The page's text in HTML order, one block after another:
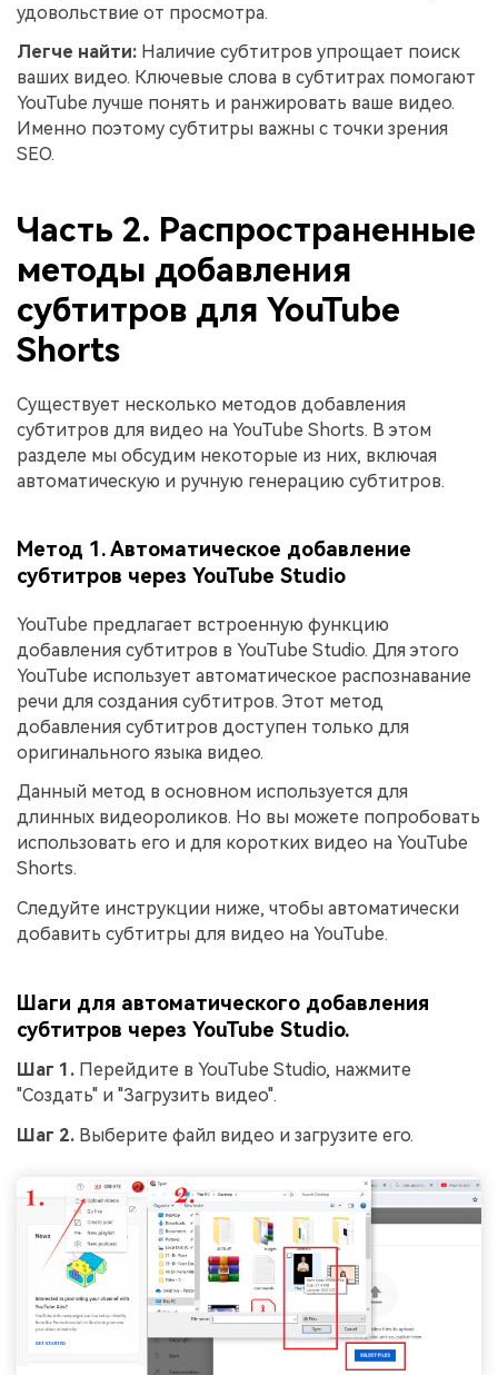
удовольствие от просмотра.
Легче найти: Наличие субтитров упрощает поиск
ваших видео. Ключевые слова в субтитрах помогают
YouTube лучше понять и ранжировать ваше видео.
Именно поэтому субтитры важны с точки зрения
SEO.
Часть 2. Распространенные
методы добавления
субтитров для YouTube
Shorts
Существует несколько методов добавления
субтитров для видео на YouTube Shorts. В этом
разделе мы обсудим некоторые из них, включая
автоматическую и ручную генерацию субтитров.
Метод 1. Автоматическое добавление
субтитров через YouTube Studio
YouTube предлагает встроенную функцию
добавления субтитров в YouTube Studio. Для этого
YouTube использует автоматическое распознавание
речи для создания субтитров. Этот метод
добавления субтитров доступен только для
оригинального языка видео.
Данный метод в основном используется для
длинных видеороликов. Но вы можете попробовать
использовать его и для коротких видео на YouTube
Shorts.
Следуйте инструкции ниже, чтобы автоматически
добавить субтитры для видео на YouTube.
Шаги для автоматического добавления
субтитров через YouTube Studio.
Шаг 1. Перейдите в YouTube Studio, нажмите
"Создать" и "Загрузить видео".
Шаг 2. Выберите файл видео и загрузите его.